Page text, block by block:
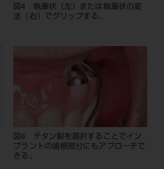
図4 執筆状（左）または執筆状の変
法（右）でグリップする。
図6 チタン製を選択することでイン
プラントの歯根部分にもアプローチで
きる。